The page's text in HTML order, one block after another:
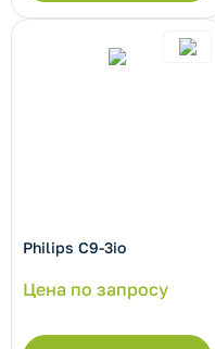
развернуть категорию
Philips С9-3io
Цена по запросу